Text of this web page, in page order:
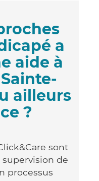
a
aide à
ailleurs
?
sont
de
processus